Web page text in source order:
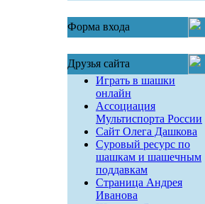
Форма входа
Друзья сайта
Играть в шашки
онлайн
Ассоциация
Мультиспорта России
Сайт Олега Дашкова
Суровый ресурс по
шашкам и шашечным
поддавкам
Страница Андрея
Иванова